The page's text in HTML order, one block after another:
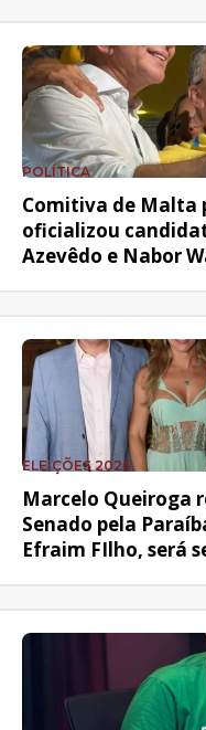
POLÍTICA
Comitiva de Malta
oficializou
Azevêdo e Nabor
ELEIÇÕES 2026
Marcelo Queiroga
Senado pela
Efraim FIlho, será